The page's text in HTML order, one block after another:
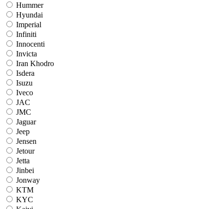
Hummer
Hyundai
Imperial
Infiniti
Innocenti
Invicta
Iran Khodro
Isdera
Isuzu
Iveco
JAC
JMC
Jaguar
Jeep
Jensen
Jetour
Jetta
Jinbei
Jonway
KTM
KYC